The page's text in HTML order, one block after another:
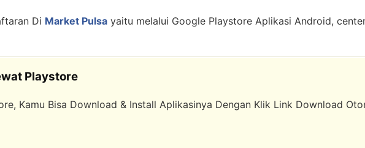
Di Market Pulsa yaitu melalui Google Playstore Aplikasi Android,
Playstore
Kamu Bisa Download & Install Aplikasinya Dengan Klik Link Download